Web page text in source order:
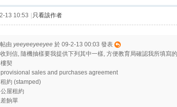
13 10:53 只看該作者
由 yeeyeeyeeyee 於 09-2-13 00:03 發表
到信, 隨機抽樣要我提供下列其中一樣, 方便教育局確認我所填寫
契
sales and purchases agreement
約 (stamped)
屋租約
餉單